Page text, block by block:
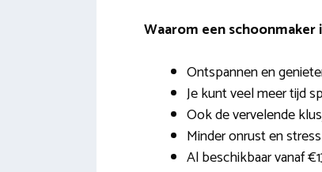
Waarom een schoonmaker
Ontspannen en
Je kunt veel meer tijd
Ook de vervelende
Minder onrust en
Al beschikbaar vanaf